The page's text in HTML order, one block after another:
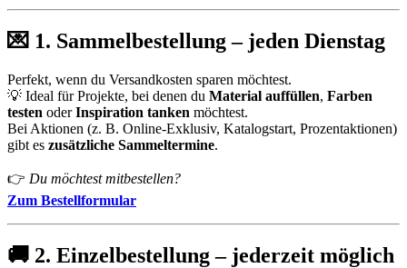
💌 1. Sammelbestellung – jeden Dienstag
Perfekt, wenn du Versandkosten sparen möchtest.
💡 Ideal für Projekte, bei denen du Material auffüllen, Farben
testen oderInspiration tanken möchtest.
Bei Aktionen (z. B. Online-Exklusiv, Katalogstart, Prozentaktionen)
gibt es zusätzliche Sammeltermine.
👉 Du möchtest mitbestellen?
Zum Bestellformular
🚚 2. Einzelbestellung – jederzeit möglich